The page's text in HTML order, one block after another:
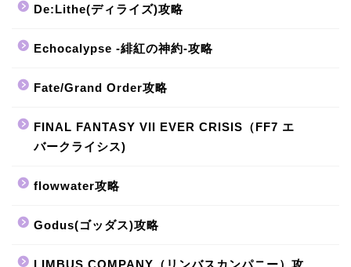
De:Lithe(ディライズ)攻略
Echocalypse -緋紅の神約-攻略
Fate/Grand Order攻略
FINAL FANTASY VII EVER CRISIS（FF7 エ
バークライシス)
flowwater攻略
Godus(ゴッダス)攻略
LIMBUS COMPANY（リンバスカンパニー）攻